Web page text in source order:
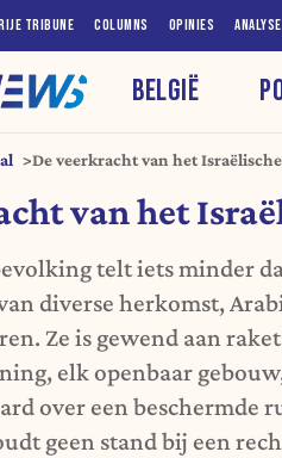
TRIBUNE COLUMNS OPINIES
BELGIË
De veerkracht van het
van het
telt iets minder
diverse herkomst,
Ze is gewend aan
elk openbaar
over een beschermde
geen stand bij een